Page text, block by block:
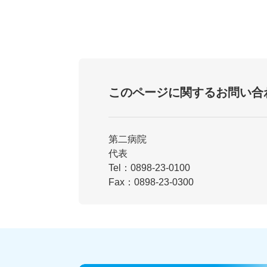
このページに関するお問い合
第二病院
代表
Tel：0898-23-0100
Fax：0898-23-0300